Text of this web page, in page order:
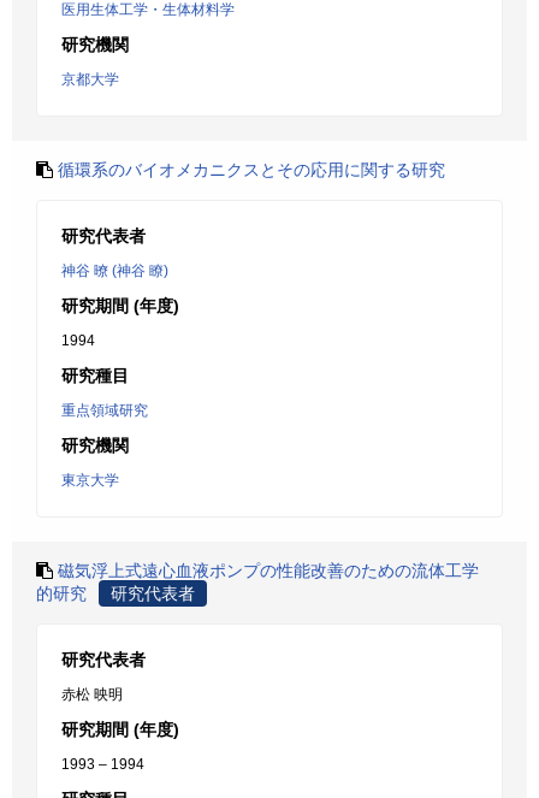
医用生体工学・生体材料学
研究機関
京都大学
循環系のバイオメカニクスとその応用に関する研究
研究代表者
神谷 暸 (神谷 瞭)
研究期間 (年度)
1994
研究種目
重点領域研究
研究機関
東京大学
磁気浮上式遠心血液ポンプの性能改善のための流体工学
的研究
研究代表者
研究代表者
赤松 映明
研究期間 (年度)
1993 – 1994